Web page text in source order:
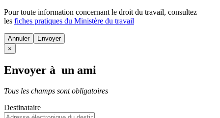
Pour toute information concernant le droit du travail, consultez
les fiches pratiques du Ministère du travail
Annuler
×
Envoyer à un ami
Tous les champs sont obligatoires
Destinataire